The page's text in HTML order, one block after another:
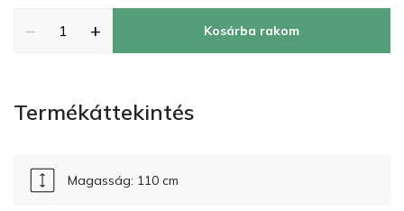
− + Kosárba rakom
Termékáttekintés
Magasság: 110 cm